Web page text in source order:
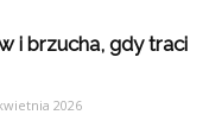
i brzucha, gdy traci
2026